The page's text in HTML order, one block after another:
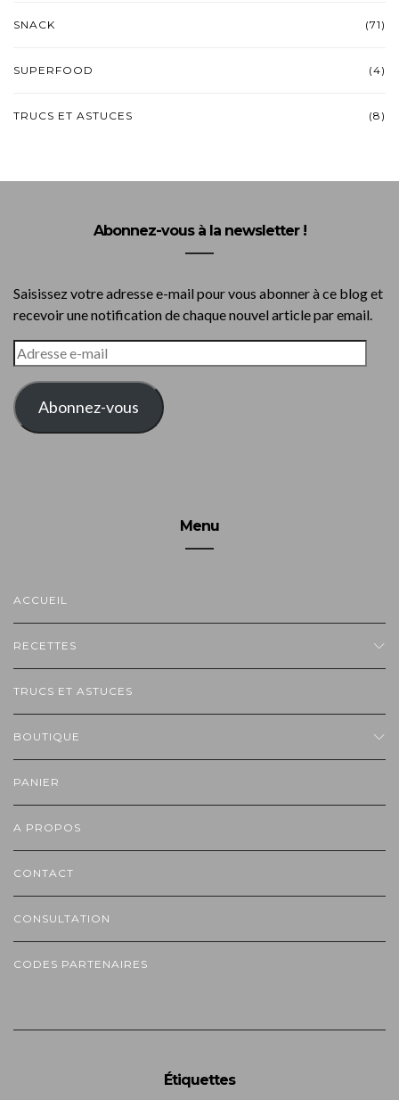
SNACK (71)
SUPERFOOD (4)
TRUCS ET ASTUCES (8)
Abonnez-vous à la newsletter !
Saisissez votre adresse e-mail pour vous abonner à ce blog et
recevoir une notification de chaque nouvel article par email.
ADRESSE
E-
MAIL
Abonnez-vous
Menu
ACCUEIL
RECETTES
TRUCS ET ASTUCES
BOUTIQUE
PANIER
A PROPOS
CONTACT
CONSULTATION
CODES PARTENAIRES
Étiquettes